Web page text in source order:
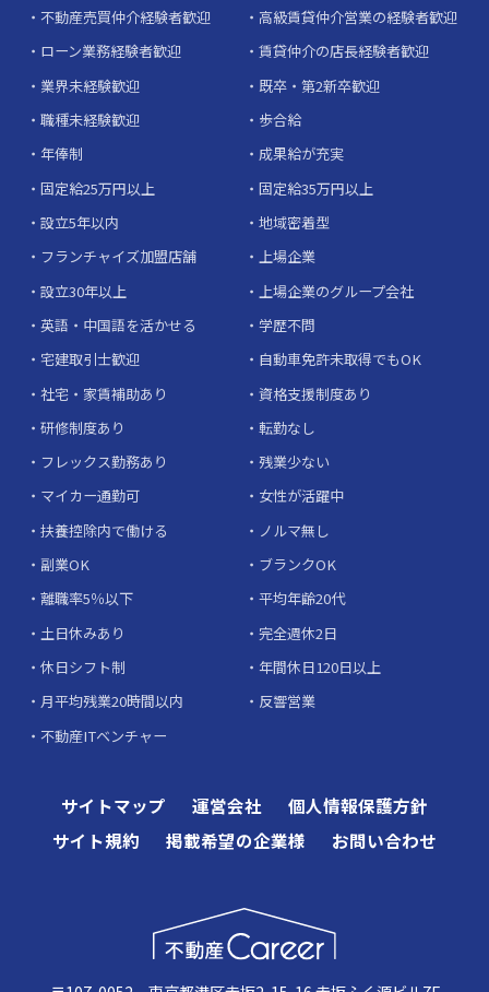
不動産売買仲介経験者歓迎
高級賃貸仲介営業の経験者歓迎
ローン業務経験者歓迎
賃貸仲介の店長経験者歓迎
業界未経験歓迎
既卒・第2新卒歓迎
職種未経験歓迎
歩合給
年俸制
成果給が充実
固定給25万円以上
固定給35万円以上
設立5年以内
地域密着型
フランチャイズ加盟店舗
上場企業
設立30年以上
上場企業のグループ会社
英語・中国語を活かせる
学歴不問
宅建取引士歓迎
自動車免許未取得でもOK
社宅・家賃補助あり
資格支援制度あり
研修制度あり
転勤なし
フレックス勤務あり
残業少ない
マイカー通勤可
女性が活躍中
扶養控除内で働ける
ノルマ無し
副業OK
ブランクOK
離職率5％以下
平均年齢20代
土日休みあり
完全週休2日
休日シフト制
年間休日120日以上
月平均残業20時間以内
反響営業
不動産ITベンチャー
サイトマップ 運営会社
個人情報保護方針
サイト規約
掲載希望の企業様 お問い合わせ